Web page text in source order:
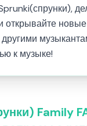
открывайте новые
к музыке!
Family